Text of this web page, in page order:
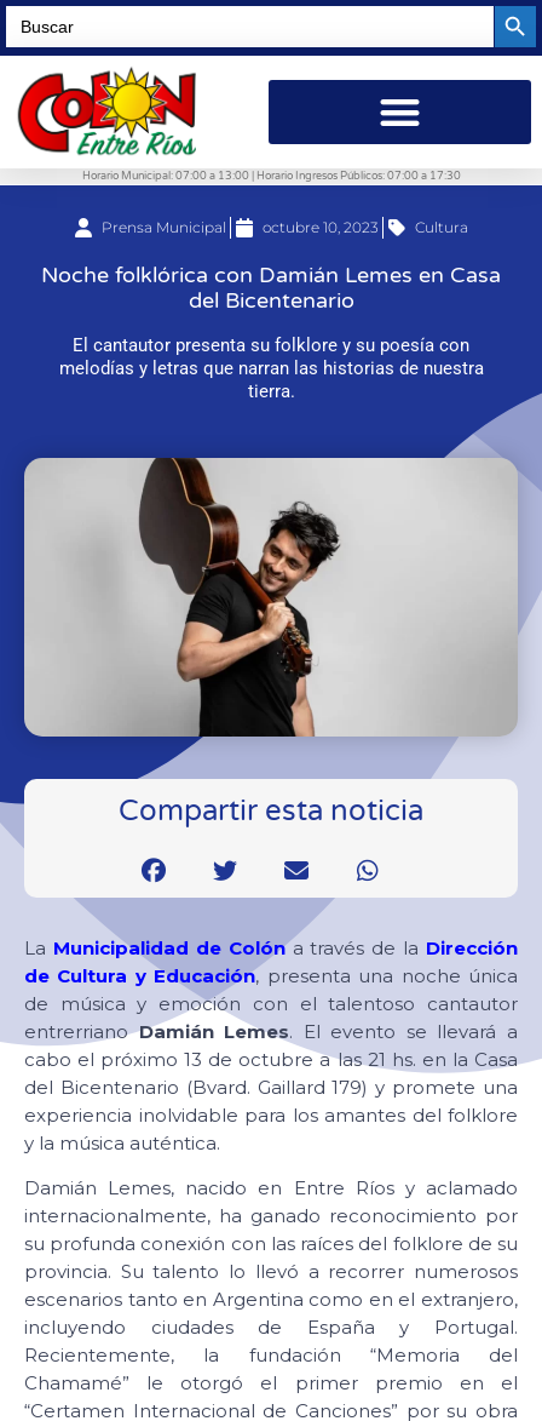
Search
for:
Horario Municipal: 07:00 a 13:00 | Horario Ingresos Públicos: 07:00 a 17:30
Prensa Municipal octubre 10, 2023 Cultura
Noche folklórica con Damián Lemes en Casa
del Bicentenario
El cantautor presenta su folklore y su poesía con
melodías y letras que narran las historias de nuestra
tierra.
Compartir esta noticia
La Municipalidad de Colóna través de la Dirección
de Cultura y Educación, presenta una noche única
de música y emoción con el talentoso cantautor
entrerrianoDamián Lemes. El evento se llevará a
cabo el próximo 13 de octubre a las 21 hs. en la Casa
del Bicentenario (Bvard. Gaillard 179) y promete una
experiencia inolvidable para los amantes del folklore
y la música auténtica.
Damián Lemes, nacido en Entre Ríos y aclamado
internacionalmente, ha ganado reconocimiento por
su profunda conexión con las raíces del folklore de su
provincia. Su talento lo llevó a recorrer numerosos
escenarios tanto en Argentina como en el extranjero,
incluyendo ciudades de España y Portugal.
Recientemente, la fundación “Memoria del
Chamamé” le otorgó el primer premio en el
“Certamen Internacional de Canciones” por su obra